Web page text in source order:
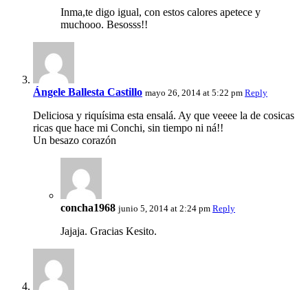
Inma,te digo igual, con estos calores apetece y
muchooo. Besosss!!
Ángele Ballesta Castillo mayo 26, 2014 at 5:22 pm Reply
Deliciosa y riquísima esta ensalá. Ay que veeee la de cosicas
ricas que hace mi Conchi, sin tiempo ni ná!!
Un besazo corazón
concha1968 junio 5, 2014 at 2:24 pm Reply
Jajaja. Gracias Kesito.